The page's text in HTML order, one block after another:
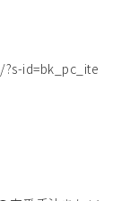
id=bk_pc_ite